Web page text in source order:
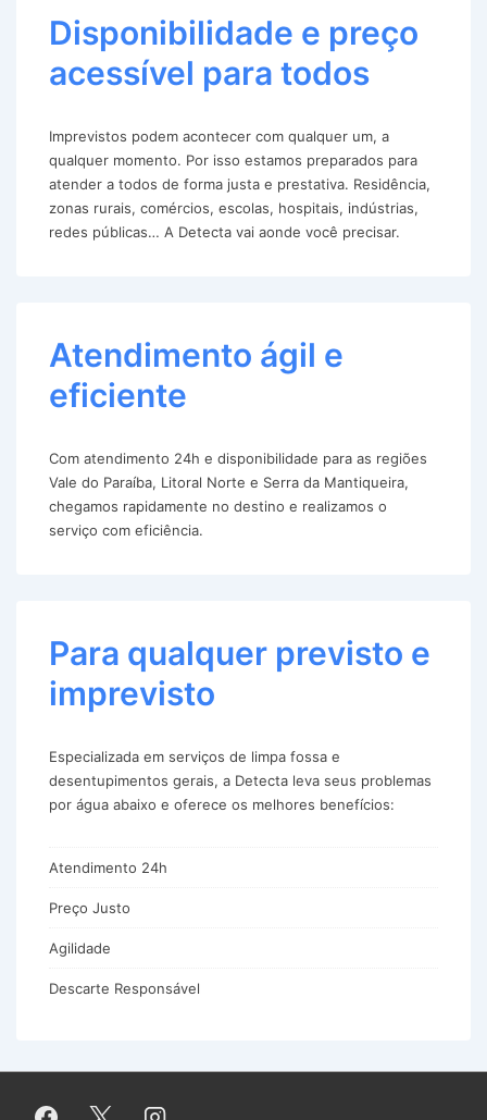
Disponibilidade e preço
acessível para todos
Imprevistos podem acontecer com qualquer um, a
qualquer momento. Por isso estamos preparados para
atender a todos de forma justa e prestativa. Residência,
zonas rurais, comércios, escolas, hospitais, indústrias,
redes públicas… A Detecta vai aonde você precisar.
Atendimento ágil e
eficiente
Com atendimento 24h e disponibilidade para as regiões
Vale do Paraíba, Litoral Norte e Serra da Mantiqueira,
chegamos rapidamente no destino e realizamos o
serviço com eficiência.
Para qualquer previsto e
imprevisto
Especializada em serviços de limpa fossa e
desentupimentos gerais, a Detecta leva seus problemas
por água abaixo e oferece os melhores benefícios:
Atendimento 24h
Preço Justo
Agilidade
Descarte Responsável